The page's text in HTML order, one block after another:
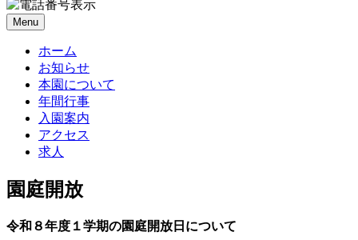
Menu Skip
to
content
ホーム
お知らせ
本園について
年間行事
入園案内
アクセス
求人
園庭開放
令和８年度１学期の園庭開放日について